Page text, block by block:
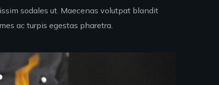
sodales ut. Maecenas volutpat blandit
ac turpis egestas pharetra.